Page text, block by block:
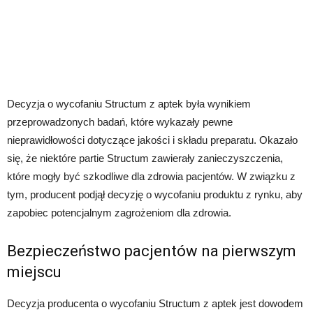
Decyzja o wycofaniu Structum z aptek była wynikiem
przeprowadzonych badań, które wykazały pewne
nieprawidłowości dotyczące jakości i składu preparatu. Okazało
się, że niektóre partie Structum zawierały zanieczyszczenia,
które mogły być szkodliwe dla zdrowia pacjentów. W związku z
tym, producent podjął decyzję o wycofaniu produktu z rynku, aby
zapobiec potencjalnym zagrożeniom dla zdrowia.
Bezpieczeństwo pacjentów na pierwszym
miejscu
Decyzja producenta o wycofaniu Structum z aptek jest dowodem